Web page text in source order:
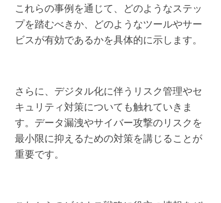
これらの事例を通じて、どのようなステッ
プを踏むべきか、どのようなツールやサー
ビスが有効であるかを具体的に示します。
さらに、デジタル化に伴うリスク管理やセ
キュリティ対策についても触れていきま
す。データ漏洩やサイバー攻撃のリスクを
最小限に抑えるための対策を講じることが
重要です。